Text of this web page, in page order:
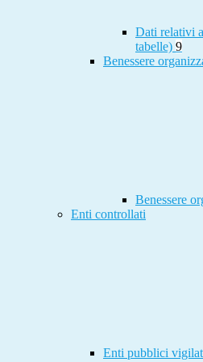
Dati relativi
tabelle) 9
Benessere
Benessere
Enti controllati
Enti pubblici